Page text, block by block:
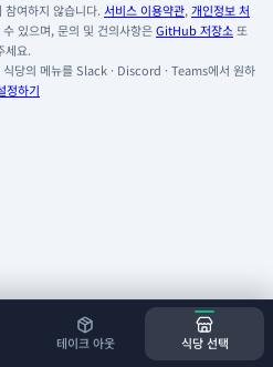
테이크 아웃 식당 선택
참여하지 않습니다. 서비스 이용약관, 개인정보 처
있으며, 문의 및 건의사항은GitHub 저장소 또
세요.
식당의 메뉴를 Slack · Discord · Teams에서 원하
정하기